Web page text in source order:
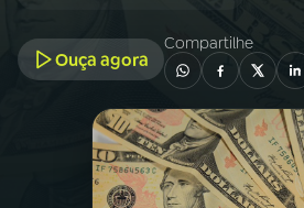
PROGRAMAÇÃO
Ouça agora
Compartilhe